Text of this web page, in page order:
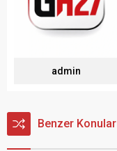
admin
Benzer Konular